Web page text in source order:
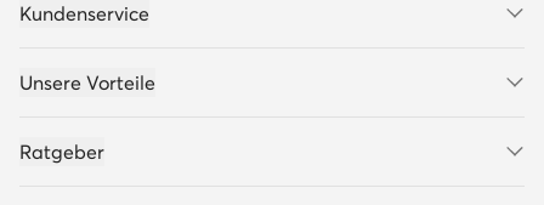
Kundenservice
Unsere Vorteile
Ratgeber